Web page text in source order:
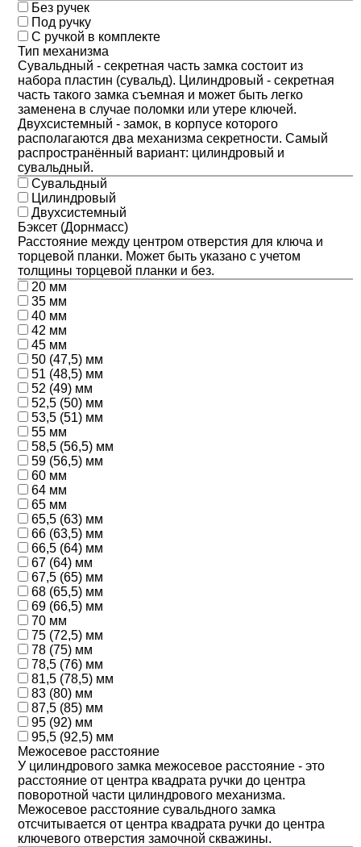
Без ручек
Под ручку
С ручкой в комплекте
Тип механизма
Сувальдный - секретная часть замка состоит из
набора пластин (сувальд). Цилиндровый - секретная
часть такого замка съемная и может быть легко
заменена в случае поломки или утере ключей.
Двухсистемный - замок, в корпусе которого
располагаются два механизма секретности. Самый
распространённый вариант: цилиндровый и
сувальдный.
Сувальдный
Цилиндровый
Двухсистемный
Бэксет (Дорнмасс)
Расстояние между центром отверстия для ключа и
торцевой планки. Может быть указано с учетом
толщины торцевой планки и без.
20 мм
35 мм
40 мм
42 мм
45 мм
50 (47,5) мм
51 (48,5) мм
52 (49) мм
52,5 (50) мм
53,5 (51) мм
55 мм
58,5 (56,5) мм
59 (56,5) мм
60 мм
64 мм
65 мм
65,5 (63) мм
66 (63,5) мм
66,5 (64) мм
67 (64) мм
67,5 (65) мм
68 (65,5) мм
69 (66,5) мм
70 мм
75 (72,5) мм
78 (75) мм
78,5 (76) мм
81,5 (78,5) мм
83 (80) мм
87,5 (85) мм
95 (92) мм
95,5 (92,5) мм
Межосевое расстояние
У цилиндрового замка межосевое расстояние - это
расстояние от центра квадрата ручки до центра
поворотной части цилиндрового механизма.
Межосевое расстояние сувальдного замка
отсчитывается от центра квадрата ручки до центра
ключевого отверстия замочной скважины.